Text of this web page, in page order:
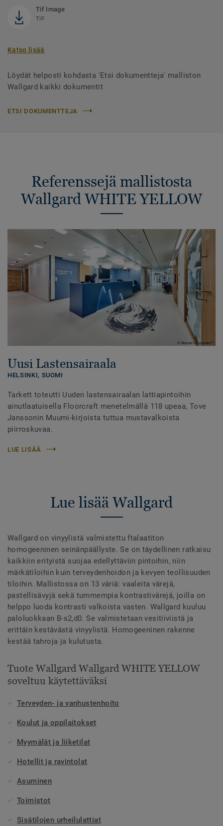
Tif Image
TIF
Katso lisää
Löydät helposti kohdasta 'Etsi dokumentteja' malliston
Wallgard kaikki dokumentit
ETSI DOKUMENTTEJA
Referenssejä mallistosta
Wallgard WHITE YELLOW
Uusi Lastensairaala
HELSINKI, SUOMI
Tarkett toteutti Uuden lastensairaalan lattiapintoihin
ainutlaatuisella Floorcraft menetelmällä 118 upeaa, Tove
Janssonin Muumi-kirjoista tuttua mustavalkoista
piirroskuvaa.
LUE LISÄÄ
Lue lisää Wallgard
Wallgard on vinyylistä valmistettu ftalaatiton
homogeeninen seinänpäällyste. Se on täydellinen ratkaisu
kaikkiin erityistä suojaa edellyttäviin pintoihin, niin
märkätiloihin kuin terveydenhoidon ja kevyen teollisuuden
tiloihin. Mallistossa on 13 väriä: vaaleita värejä,
pastellisävyjä sekä tummempia kontrastivärejä, joilla on
helppo luoda kontrasti valkoista vasten. Wallgard kuuluu
paloluokkaan B-s2,d0. Se valmistetaan vesitiiviistä ja
erittäin kestävästä vinyylistä. Homogeeninen rakenne
kestää tahroja ja kulutusta.
Tuote Wallgard Wallgard WHITE YELLOW
soveltuu käytettäväksi
Terveyden- ja vanhustenhoito
Koulut ja oppilaitokset
Myymälät ja liiketilat
Hotellit ja ravintolat
Asuminen
Toimistot
Sisätilojen urheilulattiat